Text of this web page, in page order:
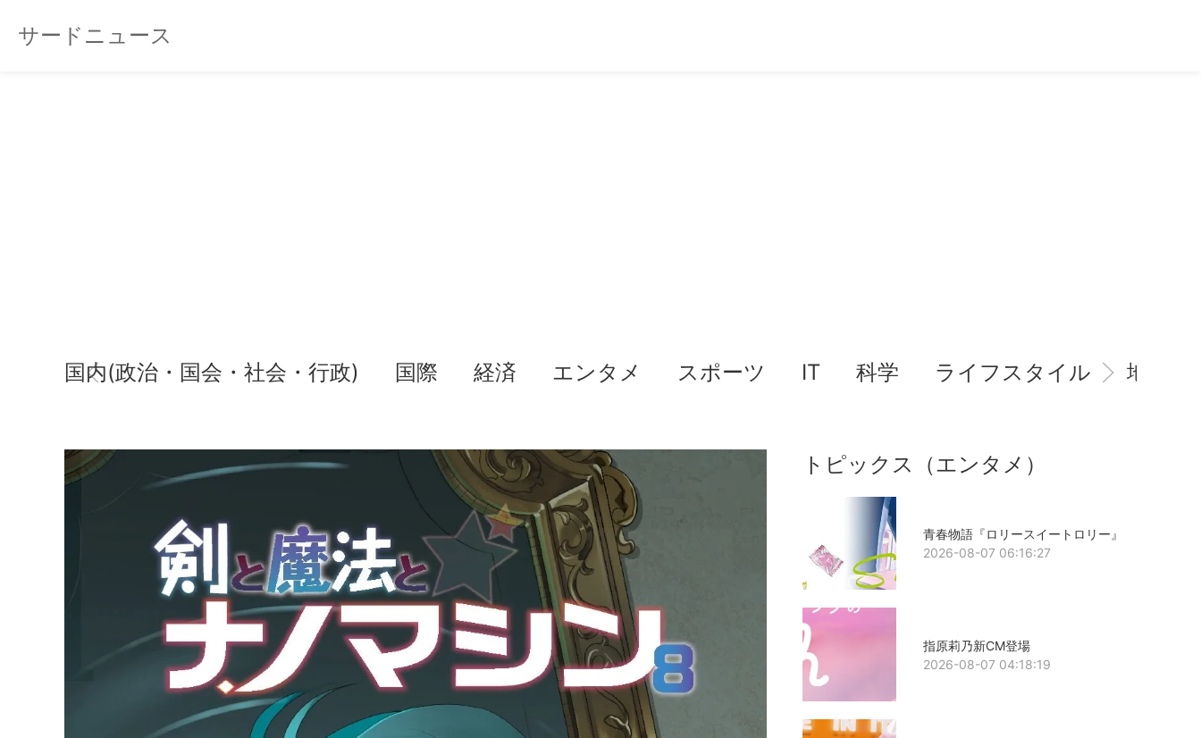
サードニュース
国内(政治・国会・社会・行政) 国際 経済 エンタメ スポーツ IT 科学 ライフスタイル 地域情
トピックス（エンタメ）
青春物語『ロリースイートロリー』
2026-08-07 06:16:27
指原莉乃新CM登場
2026-08-07 04:18:19